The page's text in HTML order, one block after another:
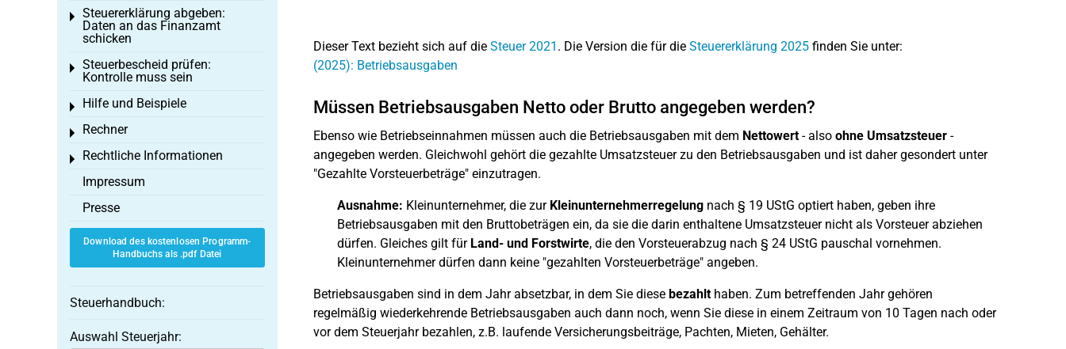
Dieser Text bezieht sich auf die Steuer 2021 . Die Version die für die Steuererklärung 2025finden Sie unter:
(2025): Betriebsausgaben
Müssen Betriebsausgaben Netto oder Brutto angegeben werden?
Ebenso wie Betriebseinnahmen müssen auch die Betriebsausgaben mit dem Nettowert- also ohne Umsatzsteuer-
angegeben werden. Gleichwohl gehört die gezahlte Umsatzsteuer zu den Betriebsausgaben und ist daher gesondert unter
"Gezahlte Vorsteuerbeträge" einzutragen.
Ausnahme: Kleinunternehmer, die zur Kleinunternehmerregelungnach § 19 UStG optiert haben, geben ihre
Betriebsausgaben mit den Bruttobeträgen ein, da sie die darin enthaltene Umsatzsteuer nicht als Vorsteuer abziehen
dürfen. Gleiches gilt fürLand- und Forstwirte, die den Vorsteuerabzug nach § 24 UStG pauschal vornehmen.
Kleinunternehmer dürfen dann keine "gezahlten Vorsteuerbeträge" angeben.
Betriebsausgaben sind in dem Jahr absetzbar, in dem Sie diese bezahlthaben. Zum betreffenden Jahr gehören
regelmäßig wiederkehrende Betriebsausgaben auch dann noch, wenn Sie diese in einem Zeitraum von 10 Tagen nach oder
vor dem Steuerjahr bezahlen, z.B. laufende Versicherungsbeiträge, Pachten, Mieten, Gehälter.
Steuererklärung abgeben:
Daten an das Finanzamt
schicken
Toggle menu
Steuerbescheid prüfen:
Kontrolle muss sein
Toggle menu
Hilfe und Beispiele
Toggle menu
Rechner
Toggle menu
Rechtliche Informationen
Toggle menu
Impressum
Presse
Download des kostenlosen Programm-
Handbuchs als .pdf Datei
Steuerhandbuch:
Auswahl Steuerjahr: